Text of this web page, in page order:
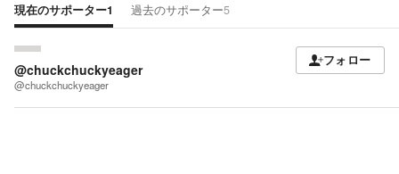
現在のサポーター1 過去のサポーター5
@chuckchuckyeager
@chuckchuckyeager
フォロー